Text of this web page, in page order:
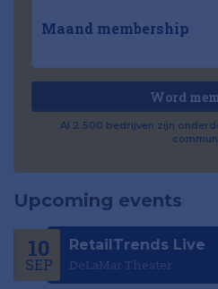
Maand membership
Word
Al 2.500 bedrijven zijn
Upcoming events
10
SEP
RetailTrends Live
DeLaMar Theater